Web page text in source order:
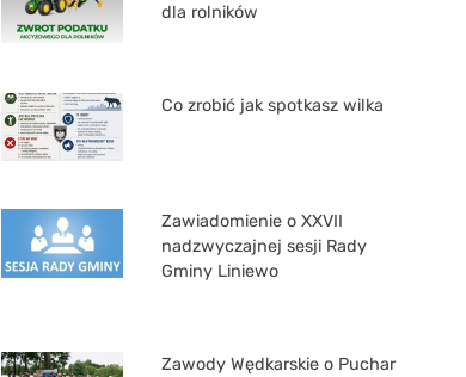
dla rolników
Co zrobić jak spotkasz wilka
Zawiadomienie o XXVII
nadzwyczajnej sesji Rady
Gminy Liniewo
Zawody Wędkarskie o Puchar